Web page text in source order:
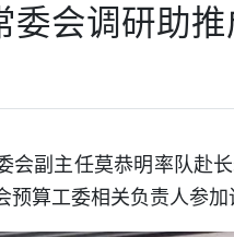
委会调研助
会副主任莫恭明率队赴
算工委相关负责人参加